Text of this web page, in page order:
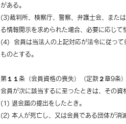
がある。
(3)裁判所、検察庁、警察、弁護士会、また
る情報開示を求められた場合、必要に応じて
(4) 会員は当法人の上記対応が法令に従って
ものとする。
第１１条（会員資格の喪失）（定款２章9条）
会員が次に該当するに至ったときは、その資
(1) 退会届の提出をしたとき。
(2) 本人が死亡し、又は会員である団体が消